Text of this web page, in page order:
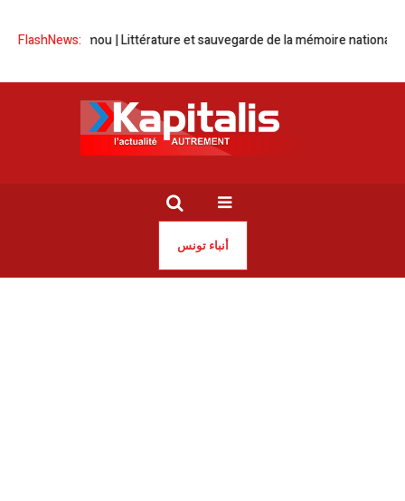
FlashNews:
Ben Ammou | Littérature et sauvegarde de la mémoire nationale
أنباء تونس